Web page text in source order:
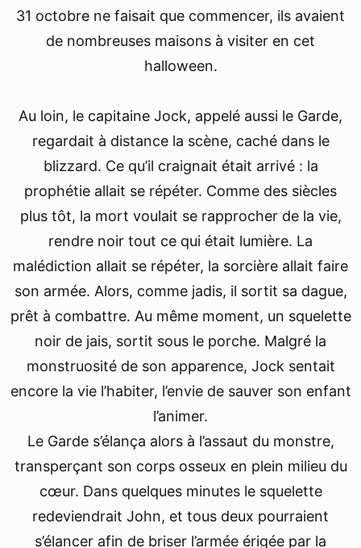
31 octobre ne faisait que commencer, ils avaient
de nombreuses maisons à visiter en cet
halloween.
Au loin, le capitaine Jock, appelé aussi le Garde,
regardait à distance la scène, caché dans le
blizzard. Ce qu’il craignait était arrivé : la
prophétie allait se répéter. Comme des siècles
plus tôt, la mort voulait se rapprocher de la vie,
rendre noir tout ce qui était lumière. La
malédiction allait se répéter, la sorcière allait faire
son armée. Alors, comme jadis, il sortit sa dague,
prêt à combattre. Au même moment, un squelette
noir de jais, sortit sous le porche. Malgré la
monstruosité de son apparence, Jock sentait
encore la vie l’habiter, l’envie de sauver son enfant
l’animer.
Le Garde s’élança alors à l’assaut du monstre,
transperçant son corps osseux en plein milieu du
cœur. Dans quelques minutes le squelette
redeviendrait John, et tous deux pourraient
s’élancer afin de briser l’armée érigée par la